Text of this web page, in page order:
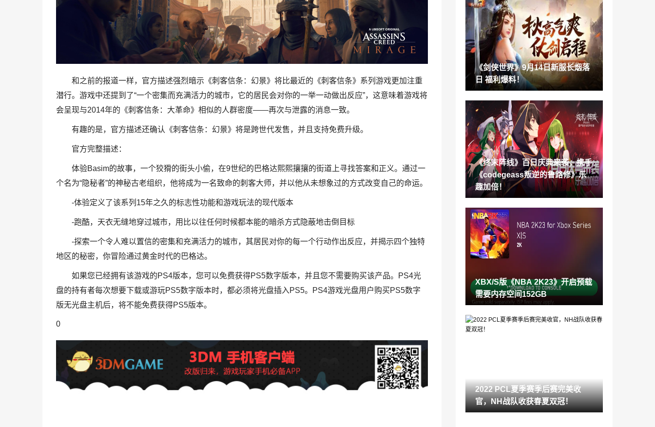
和之前的报道一样，官方描述强烈暗示《刺客信条：幻景》将比最近的《刺客信条》系列游戏更加注重
潜行。游戏中还提到了“一个密集而充满活力的城市，它的居民会对你的一举一动做出反应”，这意味着游戏将
会呈现与2014年的《刺客信条：大革命》相似的人群密度——再次与泄露的消息一致。
有趣的是，官方描述还确认《刺客信条：幻景》将是跨世代发售，并且支持免费升级。
官方完整描述：
体验Basim的故事，一个狡猾的街头小偷，在9世纪的巴格达熙熙攘攘的街道上寻找答案和正义。通过一
个名为“隐秘者”的神秘古老组织，他将成为一名致命的刺客大师，并以他从未想象过的方式改变自己的命运。
-体验定义了该系列15年之久的标志性功能和游戏玩法的现代版本
-跑酷，天衣无缝地穿过城市，用比以往任何时候都本能的暗杀方式隐蔽地击倒目标
-探索一个令人难以置信的密集和充满活力的城市，其居民对你的每一个行动作出反应，并揭示四个独特
地区的秘密，你冒险通过黄金时代的巴格达。
如果您已经拥有该游戏的PS4版本，您可以免费获得PS5数字版本，并且您不需要购买该产品。PS4光
盘的持有者每次想要下载或游玩PS5数字版本时，都必须将光盘插入PS5。PS4游戏光盘用户购买PS5数字
版无光盘主机后，将不能免费获得PS5版本。
0
2022-09-07
华为Mate 50维修价公布 RS款换屏3079元
主板6499元
2022-09-07
英雄联盟首部宇宙设定小说将出版 简中版
9月底开启预售
2022-09-07
PS5推出新版本系统升级 支持1440p分辨
率输出
2022-09-07
日本汉堡王与《暗黑不朽》联动推汉堡 美
味体验
2022-09-07
新版PS5不仅仅是更轻 内部拆解发现完全
重新设计
2022-09-07
富坚义博表示《全职猎人》单行本工作完
成 最新第37卷指日可待
2022-09-07
能大家一起玩的宠物收集MMORPG《Tem
tem》PS5/NS盒装版于今日（9月7日）发
售！
2022-09-07
《剑风传奇：黄金时代篇》最新预告 10月
任天堂新专利曝光 或与《旷野之息》续作
空中视角及玩法有关
国内第四大运营商 中国广电App先已上架
安卓平台
江湖花月夜！《剑侠世界3》中秋主题活动
“月华金秋”开启
2022-09-07
《剑侠世界》9月14日新服长烟落
日 福利爆料！
《终末阵线》百日庆典来袭，携手
《codegeass叛逆的鲁路修》乐
趣加倍！
XBX/S版《NBA 2K23》开启预载
需要内存空间152GB
2022 PCL夏季赛季后赛完美收
官，NH战队收获春夏双冠！